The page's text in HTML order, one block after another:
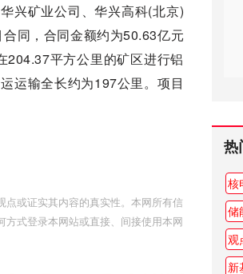
兴矿业公司、华兴高科(北京)
同，合同金额约为50.63亿元
204.37平方公里的矿区进行铝
运输全长约为197公里。项目
或证实其内容的真实性。本网所有信
式登录本网站或直接、间接使用本网
热
核
储
观
新